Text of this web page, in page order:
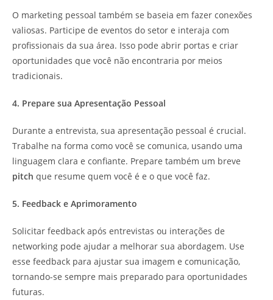
O marketing pessoal também se baseia em fazer conexões
valiosas. Participe de eventos do setor e interaja com
profissionais da sua área. Isso pode abrir portas e criar
oportunidades que você não encontraria por meios
tradicionais.
4. Prepare sua Apresentação Pessoal
Durante a entrevista, sua apresentação pessoal é crucial.
Trabalhe na forma como você se comunica, usando uma
linguagem clara e confiante. Prepare também um breve
pitch que resume quem você é e o que você faz.
5. Feedback e Aprimoramento
Solicitar feedback após entrevistas ou interações de
networking pode ajudar a melhorar sua abordagem. Use
esse feedback para ajustar sua imagem e comunicação,
tornando-se sempre mais preparado para oportunidades
futuras.